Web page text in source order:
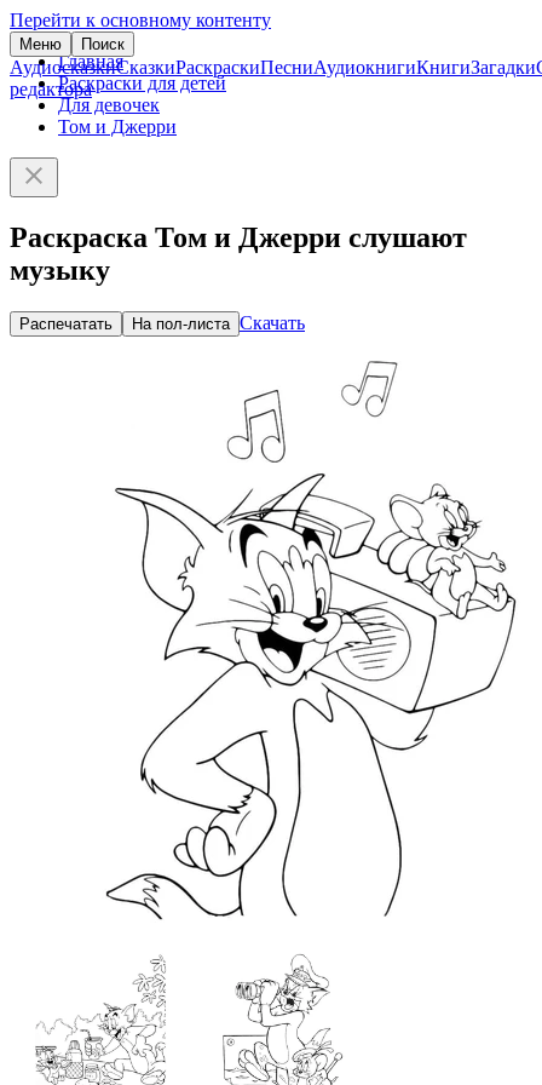
Перейти к основному контенту
Меню Поиск
АудиосказкиСказкиРаскраскиПесниАудиокнигиКнигиЗагадки
редактора
Главная
Раскраски для детей
Для девочек
Том и Джерри
Раскраска Том и Джерри слушают
музыку
Распечатать На пол-листа Скачать